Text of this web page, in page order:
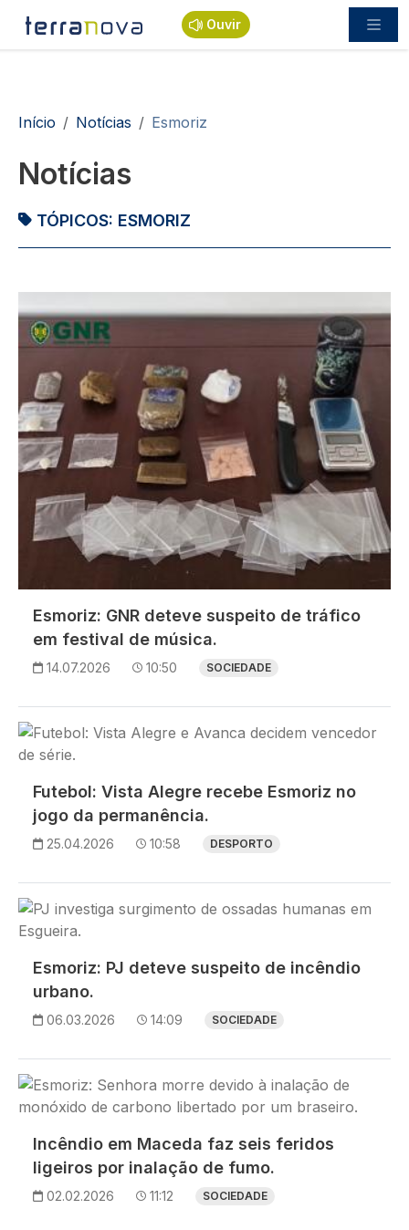
Passar para o conteúdo principal
Ouvir
Navegação estrutural
Início Notícias Esmoriz
Notícias
TÓPICOS: ESMORIZ
Esmoriz: GNR deteve suspeito de tráfico
em festival de música.
14.07.2026 10:50 SOCIEDADE
Imagem
Futebol: Vista Alegre recebe Esmoriz no
jogo da permanência.
25.04.2026 10:58 DESPORTO
Imagem
Esmoriz: PJ deteve suspeito de incêndio
urbano.
06.03.2026 14:09 SOCIEDADE
Imagem
Incêndio em Maceda faz seis feridos
ligeiros por inalação de fumo.
02.02.2026 11:12 SOCIEDADE